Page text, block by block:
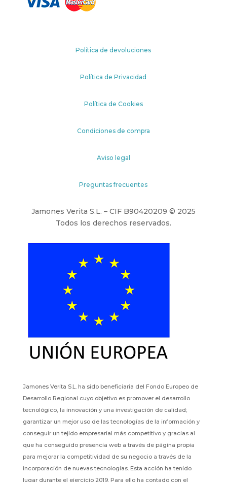
Política de devoluciones
Política de Privacidad
Política de Cookies
Condiciones de compra
Aviso legal
Preguntas frecuentes
Jamones Verita S.L. – CIF B90420209 © 2025
Todos los derechos reservados.
Jamones Verita S.L. ha sido beneficiaria del Fondo Europeo de
Desarrollo Regional cuyo objetivo es promover el desarrollo
tecnológico, la innovación y una investigación de calidad;
garantizar un mejor uso de las tecnologías de la información y
conseguir un tejido empresarial más competitivo y gracias al
que ha conseguido presencia web a través de página propia
para mejorar la competitividad de su negocio a través de la
incorporación de nuevas tecnologías. Esta acción ha tenido
lugar durante el ejercicio 2019. Para ello ha contado con el